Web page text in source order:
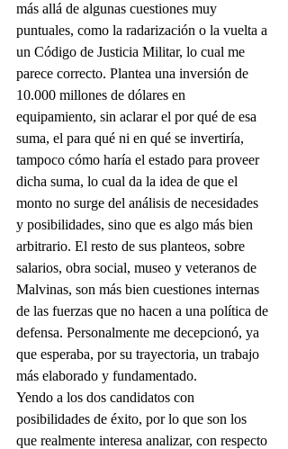
más allá de algunas cuestiones muy
puntuales, como la radarización o la vuelta a
un Código de Justicia Militar, lo cual me
parece correcto. Plantea una inversión de
10.000 millones de dólares en
equipamiento, sin aclarar el por qué de esa
suma, el para qué ni en qué se invertiría,
tampoco cómo haría el estado para proveer
dicha suma, lo cual da la idea de que el
monto no surge del análisis de necesidades
y posibilidades, sino que es algo más bien
arbitrario. El resto de sus planteos, sobre
salarios, obra social, museo y veteranos de
Malvinas, son más bien cuestiones internas
de las fuerzas que no hacen a una política de
defensa. Personalmente me decepcionó, ya
que esperaba, por su trayectoria, un trabajo
más elaborado y fundamentado.
Yendo a los dos candidatos con
posibilidades de éxito, por lo que son los
que realmente interesa analizar, con respecto